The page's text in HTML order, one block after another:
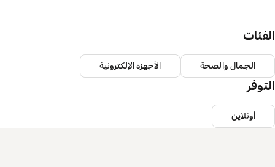
الفئات
الجمال والصحة الأجهزة الإلكترونية
التوفر
أونلاين